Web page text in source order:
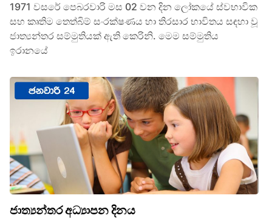
1971 වසරේ පෙබරවාරි මස 02 වන දින ලෝකයේ ස්වභාවික
සහ කෘතිම තෙත්බිම් සංරක්ෂණය හා තිරසාර භාවිතය සඳහා වූ
ජාත්‍යන්තර සම්මුතියක් ඇති කෙරිනි. මෙම සම්මුතිය
ඉරානයේ
ජාත්‍යන්තර අධ්‍යාපන දිනය